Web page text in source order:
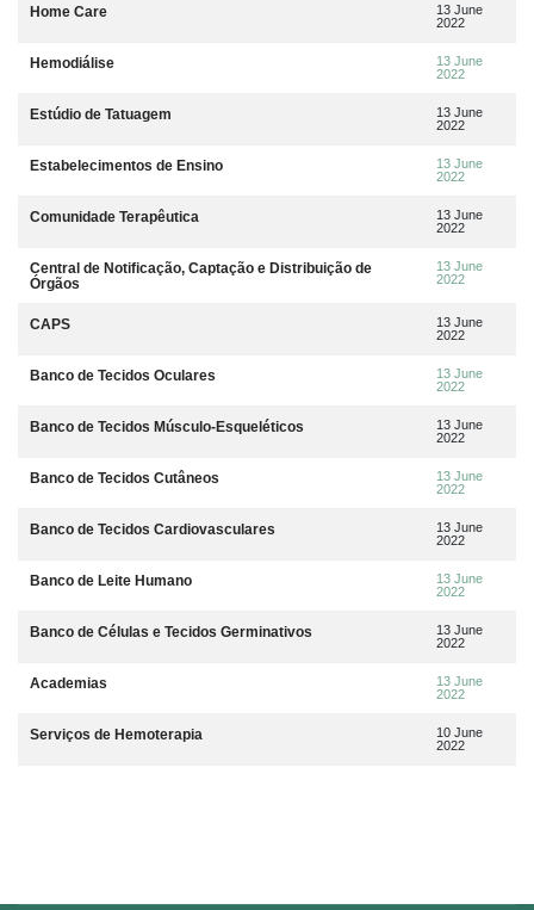
Home Care
13 June
2022
Hemodiálise
13 June
2022
Estúdio de Tatuagem
13 June
2022
Estabelecimentos de Ensino
13 June
2022
Comunidade Terapêutica
13 June
2022
Central de Notificação, Captação e Distribuição de
Órgãos
13 June
2022
CAPS
13 June
2022
Banco de Tecidos Oculares
13 June
2022
Banco de Tecidos Músculo-Esqueléticos
13 June
2022
Banco de Tecidos Cutâneos
13 June
2022
Banco de Tecidos Cardiovasculares
13 June
2022
Banco de Leite Humano
13 June
2022
Banco de Células e Tecidos Germinativos
13 June
2022
Academias
13 June
2022
Serviços de Hemoterapia
10 June
2022